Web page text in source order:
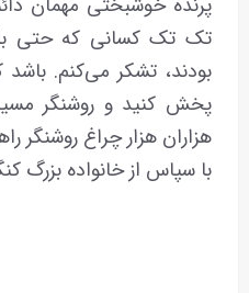
تک تک کسانی که حتی
بودند، تشکر می‌کنم. باشد
پخش کنید و روشنگر
هزاران هزار چراغ روشنگر
با سپاس از خانواده بزرگ